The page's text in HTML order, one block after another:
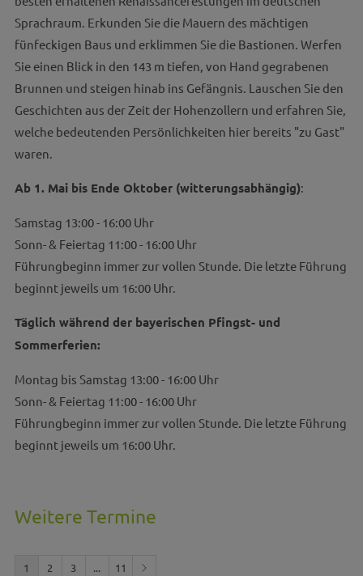
Sprachraum. Erkunden Sie die Mauern des mächtigen
fünfeckigen Baus und erklimmen Sie die Bastionen. Werfen
Sie einen Blick in den 143 m tiefen, von Hand gegrabenen
Brunnen und steigen hinab ins Gefängnis. Lauschen Sie den
Geschichten aus der Zeit der Hohenzollern und erfahren Sie,
welche bedeutenden Persönlichkeiten hier bereits "zu Gast"
waren.
Ab 1. Mai bis Ende Oktober (witterungsabhängig):
Samstag 13:00 - 16:00 Uhr
Sonn- & Feiertag 11:00 - 16:00 Uhr
Führungbeginn immer zur vollen Stunde. Die letzte Führung
beginnt jeweils um 16:00 Uhr.
Täglich während der bayerischen Pfingst- und
Sommerferien:
Montag bis Samstag 13:00 - 16:00 Uhr
Sonn- & Feiertag 11:00 - 16:00 Uhr
Führungbeginn immer zur vollen Stunde. Die letzte Führung
beginnt jeweils um 16:00 Uhr.
Weitere Termine
1 2 3 ... 11